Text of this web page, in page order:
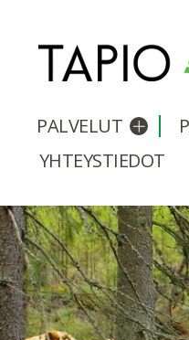
PALVELUT Avaa/
YHTEYSTIEDOT